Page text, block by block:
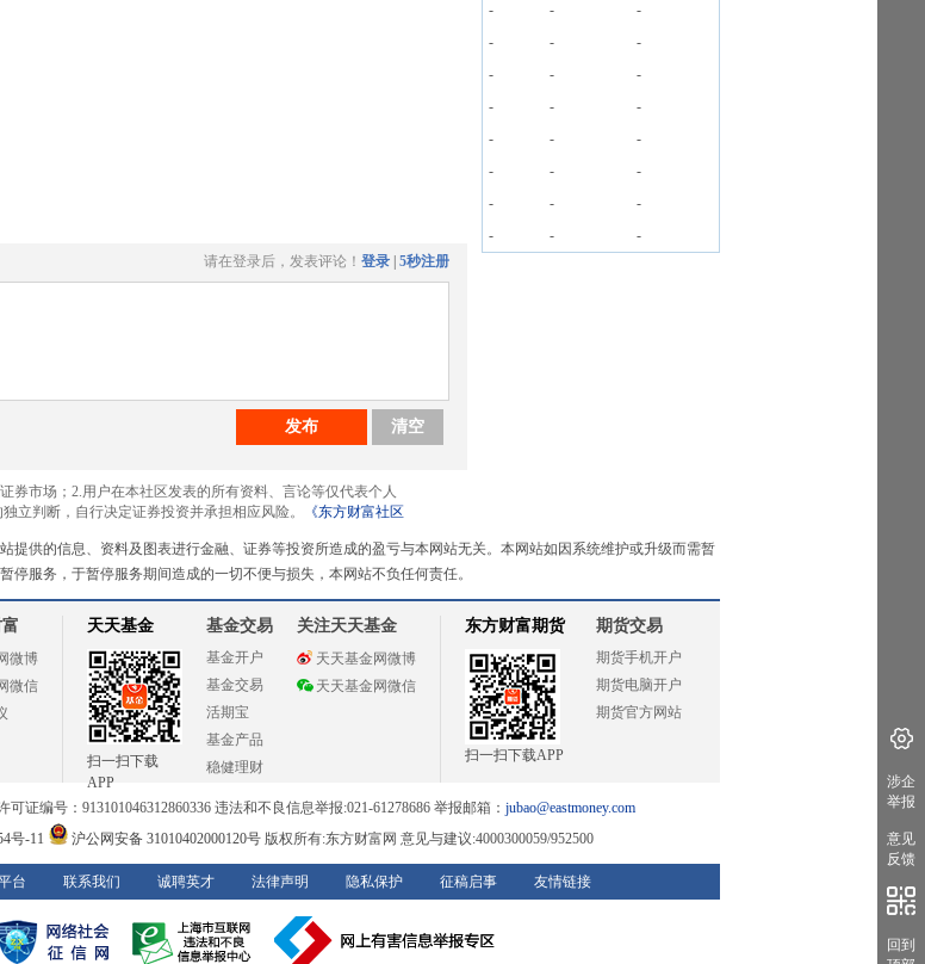
请在登录后，发表评论！ 登录 5秒注册
发布 清空
券市场；2.用户在本社区发表的所有资料、言论等仅代表个人
立判断，自行决定证券投资并承担相应风险。
《东方财富社区
-
-
-
-
-
-
-
-
-
-
-
-
-
-
-
-
-
-
-
-
-
-
- -
提供的信息、资料及图表进行金融、证券等投资所造成的盈亏与本网站无关。本网站如因系统维护或升级而需暂
服务，于暂停服务期间造成的一切不便与损失，本网站不负任何责任。
微博
微信
天天基金
扫一扫下载
APP
基金交易
基金开户
基金交易
活期宝
基金产品
稳健理财
关注天天基金
天天基金网微博
天天基金网微信
东方财富期货
扫一扫下载APP
期货交易
期货手机开户
期货电脑开户
期货官方网站
证编号：913101046312860336 违法和不良信息举报:021-61278686 举报邮箱： jubao@eastmoney.com
号-11 沪公网安备 31010402000120号版权所有:东方财富网 意见与建议:4000300059/952500
台 联系我们 诚聘英才 法律声明 隐私保护 征稿启事 友情链接
涉企
举报
意见
反馈
回到